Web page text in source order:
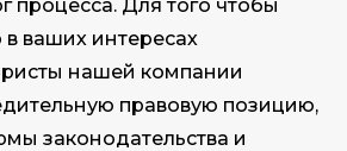
процесса. Для того чтобы
ваших интересах
нашей компании
правовую позицию,
законодательства и